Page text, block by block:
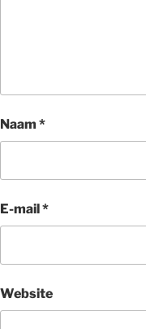
Naam *
E-mail*
Website